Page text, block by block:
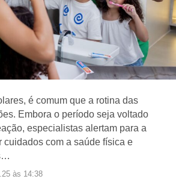
é comum que a rotina das
Embora o período seja voltado
especialistas alertam para a
cuidados com a saúde física e
às 14:38